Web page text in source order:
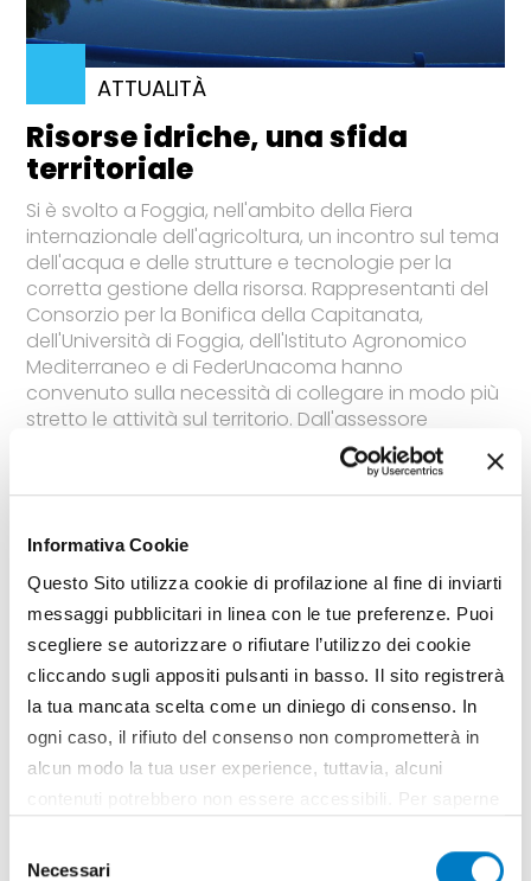
Informativa Cookie
Questo Sito utilizza cookie di profilazione al fine di inviarti
messaggi pubblicitari in linea con le tue preferenze. Puoi
scegliere se autorizzare o rifiutare l’utilizzo dei cookie
cliccando sugli appositi pulsanti in basso. Il sito registrerà
la tua mancata scelta come un diniego di consenso. In
ogni caso, il rifiuto del consenso non comprometterà in
alcun modo la tua user experience, tuttavia, alcuni
contenuti potrebbero non essere accessibili. Per saperne
all’utilizzo di tutti, o solamente di alcuni di essi, ti
Necessari
ATTUALITÀ
Risorse idriche, una sfida
territoriale
Si è svolto a Foggia, nell'ambito della Fiera
internazionale dell'agricoltura, un incontro sul tema
dell'acqua e delle strutture e tecnologie per la
corretta gestione della risorsa. Rappresentanti del
Consorzio per la Bonifica della Capitanata,
dell'Università di Foggia, dell'Istituto Agronomico
Mediterraneo e di FederUnacoma hanno
convenuto sulla necessità di collegare in modo più
stretto le attività sul territorio. Dall'assessore
all'agricoltura Leonardo Di Gioia le indicazioni per
un potenziamento delle strutture e per una politica
delle risorse idriche
TAG Risorse idriche
Leonardo Di Gioia
Jacopo Fratus De Balestrini